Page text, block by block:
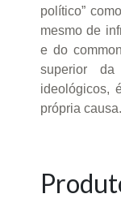
político”
mesmo de
e do
superior
ideológicos,
própria causa.